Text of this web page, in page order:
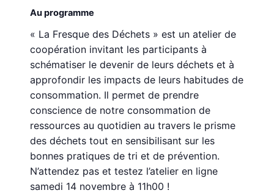
Au programme
« La Fresque des Déchets » est un atelier de
coopération invitant les participants à
schématiser le devenir de leurs déchets et à
approfondir les impacts de leurs habitudes de
consommation. Il permet de prendre
conscience de notre consommation de
ressources au quotidien au travers le prisme
des déchets tout en sensibilisant sur les
bonnes pratiques de tri et de prévention.
N’attendez pas et testez l’atelier en ligne
samedi 14 novembre à 11h00 !